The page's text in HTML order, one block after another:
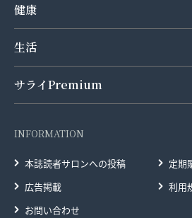
健康
生活
サライPremium
INFORMATION
本誌読者サロンへの投稿
定期
広告掲載
利用
お問い合わせ